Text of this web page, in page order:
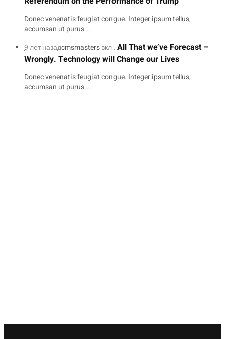
Donec venenatis feugiat congue. Integer ipsum tellus,
accumsan ut purus...
9 лет назадcmsmastersвкл .All That we’ve Forecast –
Wrongly. Technology will Change our Lives
Donec venenatis feugiat congue. Integer ipsum tellus,
accumsan ut purus...